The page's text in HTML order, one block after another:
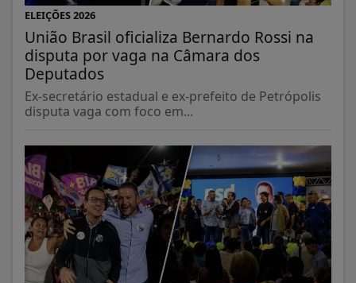
ELEIÇÕES 2026
União Brasil oficializa Bernardo Rossi na
disputa por vaga na Câmara dos
Deputados
Ex-secretário estadual e ex-prefeito de Petrópolis
disputa vaga com foco em...